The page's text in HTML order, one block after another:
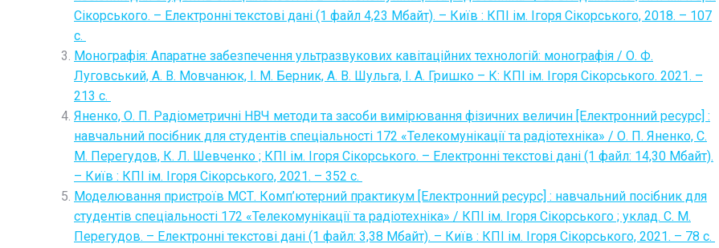
Сікорського. – Електронні текстові дані (1 файл 4,23 Мбайт). – Київ : КПІ ім. Ігоря Сікорського, 2018. – 107
с.
Монографія: Апаратне забезпечення ультразвукових кавітаційних технологій: монографія / О. Ф.
Луговський, А. В. Мовчанюк, І. М. Берник, А. В. Шульга, І. А. Гришко – К: КПІ ім. Ігоря Сікорського. 2021. –
213 с.
Яненко, О. П. Радіометричні НВЧ методи та засоби вимірювання фізичних величин [Електронний ресурс] :
навчальний посібник для студентів спеціальності 172 «Телекомунікації та радіотехніка» / О. П. Яненко, С.
М. Перегудов, К. Л. Шевченко ; КПІ ім. Ігоря Сікорського. – Електронні текстові дані (1 файл: 14,30 Мбайт).
– Київ : КПІ ім. Ігоря Сікорського, 2021. – 352 с.
Моделювання пристроїв МСТ. Комп’ютерний практикум [Електронний ресурс] : навчальний посібник для
студентів спеціальності 172 «Телекомунікації та радіотехніка» / КПІ ім. Ігоря Сікорського ; уклад. С. М.
Перегудов. – Електронні текстові дані (1 файл: 3,38 Мбайт). – Київ : КПІ ім. Ігоря Сікорського, 2021. – 78 с.